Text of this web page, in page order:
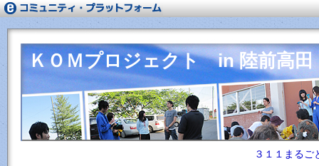
ＫＯＭプロジェクト in 陸前高田
３１１まるご